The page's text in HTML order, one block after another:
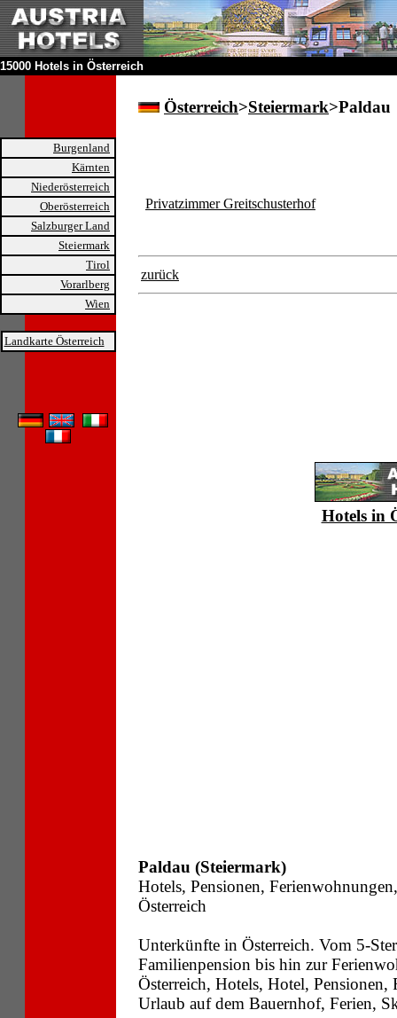
15000 Hotels in Österreich
Burgenland
Kärnten
Niederösterreich
Oberösterreich
Salzburger Land
Steiermark
Tirol
Vorarlberg
Wien
Landkarte Österreich
Österreich>Steiermark>Paldau
Privatzimmer Greitschusterhof
zurück
Hotels in
Paldau (Steiermark)
Hotels, Pensionen,
Österreich
Unterkünfte in Österreich. Vom 5-
Familienpension bis hin zur
Österreich, Hotels, Hotel,
Urlaub auf dem Bauernhof, Ferien,